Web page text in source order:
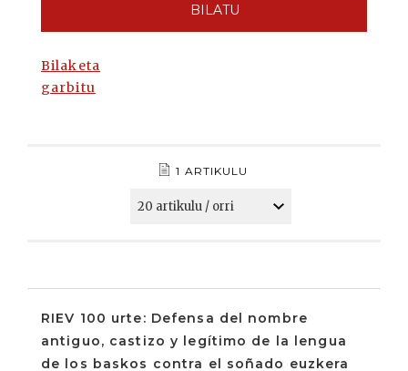
BILATU
Bilaketa
garbitu
1 ARTIKULU
RIEV 100 urte: Defensa del nombre
antiguo, castizo y legítimo de la lengua
de los baskos contra el soñado euzkera